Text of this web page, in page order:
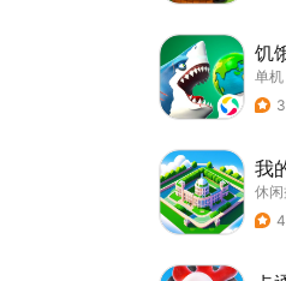
饥
单机
我
休